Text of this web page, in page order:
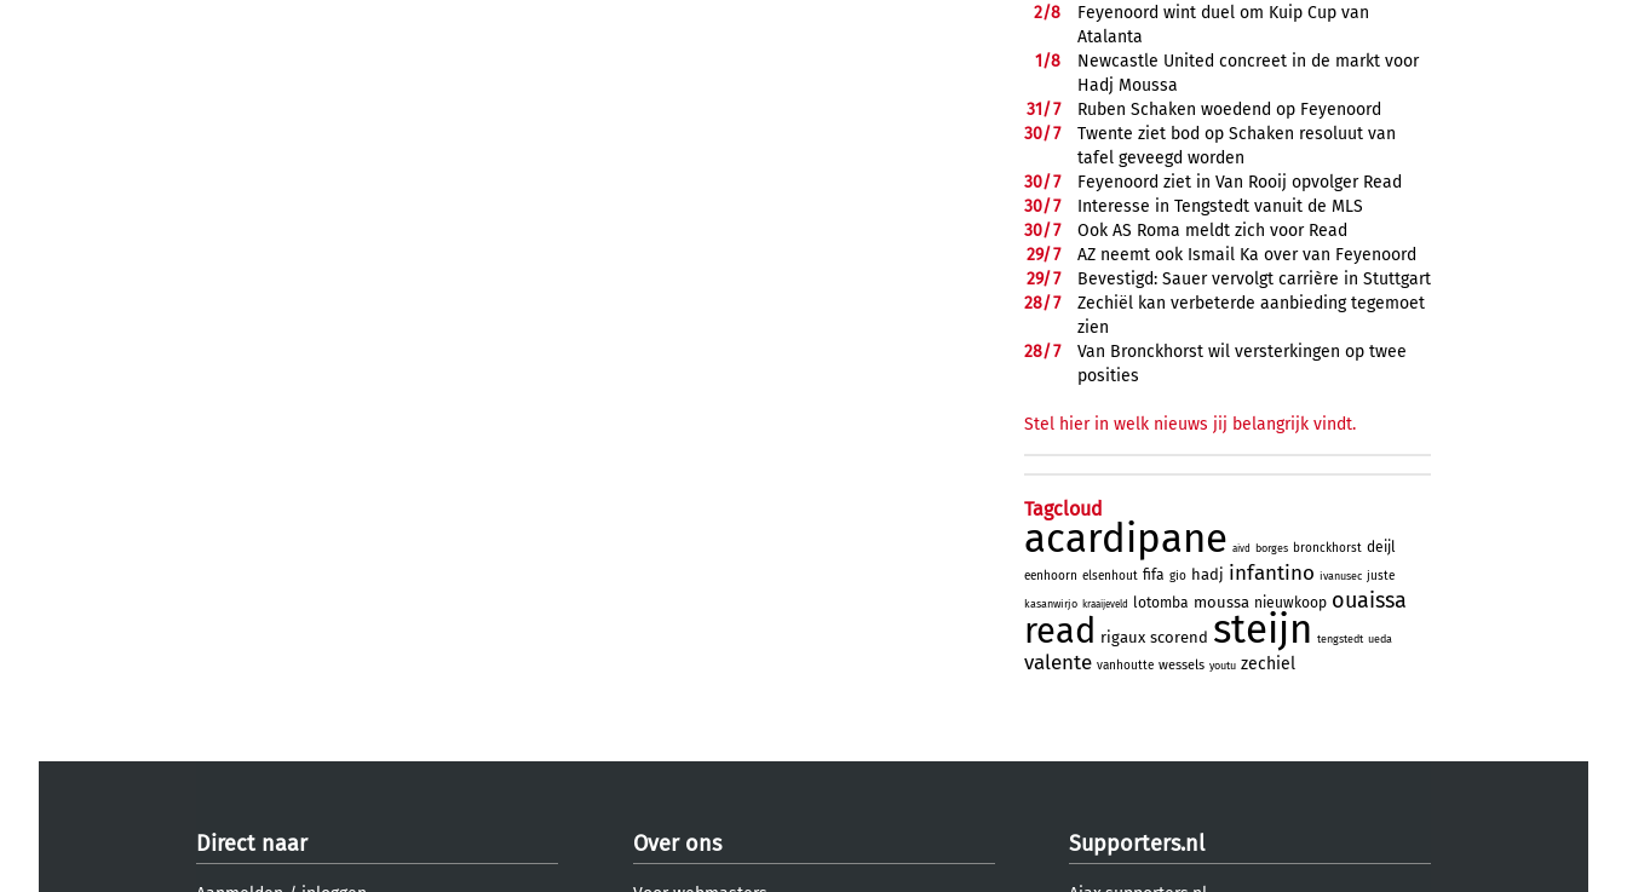
2/8
Feyenoord wint duel om Kuip Cup van
Atalanta
1/8
Newcastle United concreet in de markt voor
Hadj Moussa
31/7
Ruben Schaken woedend op Feyenoord
30/7
Twente ziet bod op Schaken resoluut van
tafel geveegd worden
30/7
Feyenoord ziet in Van Rooij opvolger Read
30/7
Interesse in Tengstedt vanuit de MLS
30/7
Ook AS Roma meldt zich voor Read
29/7
AZ neemt ook Ismail Ka over van Feyenoord
29/7
Bevestigd: Sauer vervolgt carrière in Stuttgart
28/7
Zechiël kan verbeterde aanbieding tegemoet
zien
28/7
Van Bronckhorst wil versterkingen op twee
posities
Stel hier in welk nieuws jij belangrijk vindt.
Tagcloud
acardipane aivd borges bronckhorst deijl
eenhoorn elsenhout fifa gio hadj infantino ivanusec juste
kasanwirjo kraaijeveld lotomba moussa nieuwkoop ouaissa
read rigaux scorend steijn tengstedt ueda
valente vanhoutte wessels youtu zechiel
Direct naar Over ons Supporters.nl